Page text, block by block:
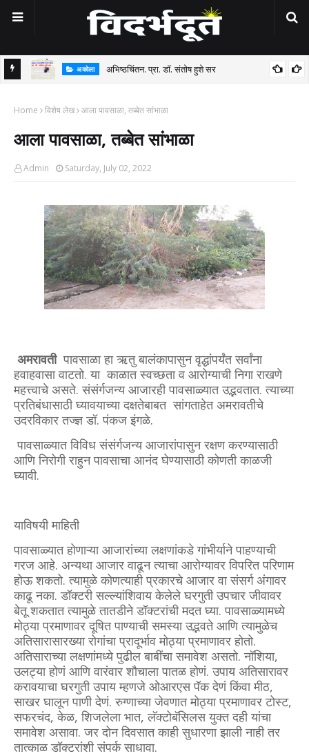
अकोला
अभिष्ठचिंतन. प्रा. डॉ. संतोष हुशे सर
Home विशेष लेख आला पावसाळा, तब्बेत सांभाळा
आला पावसाळा, तब्बेत सांभाळा
Admin Saturday, July 02, 2022
अमरावतीपावसाळा हा ऋतु बालंकापासुन वृद्धांपर्यंत सर्वांना
हवाहवासा वाटतो. या काळात स्वच्छता व आरोग्याची निगा राखणे
महत्त्वाचे असते. संसंर्गजन्य आजारही पावसाळ्यात उद्भवतात. त्याच्या
प्रतिबंधासाठी घ्यावयाच्या दक्षतेबाबत सांगताहेत अमरावतीचे
उदरविकार तज्ज्ञ डॉ. पंकज इंगळे.
पावसाळ्यात विविध संसंर्गजन्य आजारांपासुन रक्षण करण्यासाठी
आणि निरोगी राहुन पावसाचा आनंद घेण्यासाठी कोणती काळजी
घ्यावी.
याविषयी माहिती
पावसाळ्यात होणाऱ्या आजारांच्या लक्षणांकडे गांभीर्याने पाहण्याची
गरज आहे. अन्यथा आजार वाढून त्याचा आरोग्यावर विपरित परिणाम
होऊ शकतो. त्यामुळे कोणत्याही प्रकारचे आजार वा संसर्ग अंगावर
काढू नका. डॉक्टरी सल्ल्यांशिवाय केलेले घरगुती उपचार जीवावर
बेतू शकतात त्यामुळे तातडीने डॉक्टरांची मदत घ्या. पावसाळ्यामध्ये
मोठ्या प्रमाणावर दूषित पाण्याची समस्या उद्भवते आणि त्यामुळेच
अतिसारासारख्या रोगांचा प्रादूर्भाव मोठ्या प्रमाणावर होतो.
अतिसाराच्या लक्षणांमध्ये पुढील बाबींचा समावेश असतो. नॉशिया,
उलट्या होणं आणि वारंवार शौचाला पातळ होणं. उपाय अतिसारावर
करावयाचा घरगुती उपाय म्हणजे ओआरएस पॅक देणं किंवा मीठ,
साखर घालून पाणी देणं. रुग्णाच्या जेवणात मोठ्या प्रमाणावर टोस्ट,
सफरचंद, केळ, शिजलेला भात, लॅक्टोबॅसिलस युक्त दही यांचा
समावेश असावा. जर दोन दिवसात काही सुधारणा झाली नाही तर
तात्काळ डॉक्टरांशी संपर्क साधावा.